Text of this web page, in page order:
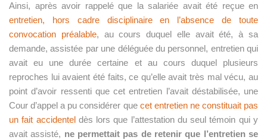
Ainsi, après avoir rappelé que la salariée avait été reçue en
entretien, hors cadre disciplinaire en l’absence de toute
convocation préalable, au cours duquel elle avait été, à sa
demande, assistée par une déléguée du personnel, entretien qui
avait eu une durée certaine et au cours duquel plusieurs
reproches lui avaient été faits, ce qu’elle avait très mal vécu, au
point d’avoir ressenti que cet entretien l’avait déstabilisée, une
Cour d’appel a pu considérer que cet entretien ne constituait pas
un fait accidentel dès lors que l’attestation du seul témoin qui y
avait assisté, ne permettait pas de retenir que l’entretien se
-
Please
call
me
back